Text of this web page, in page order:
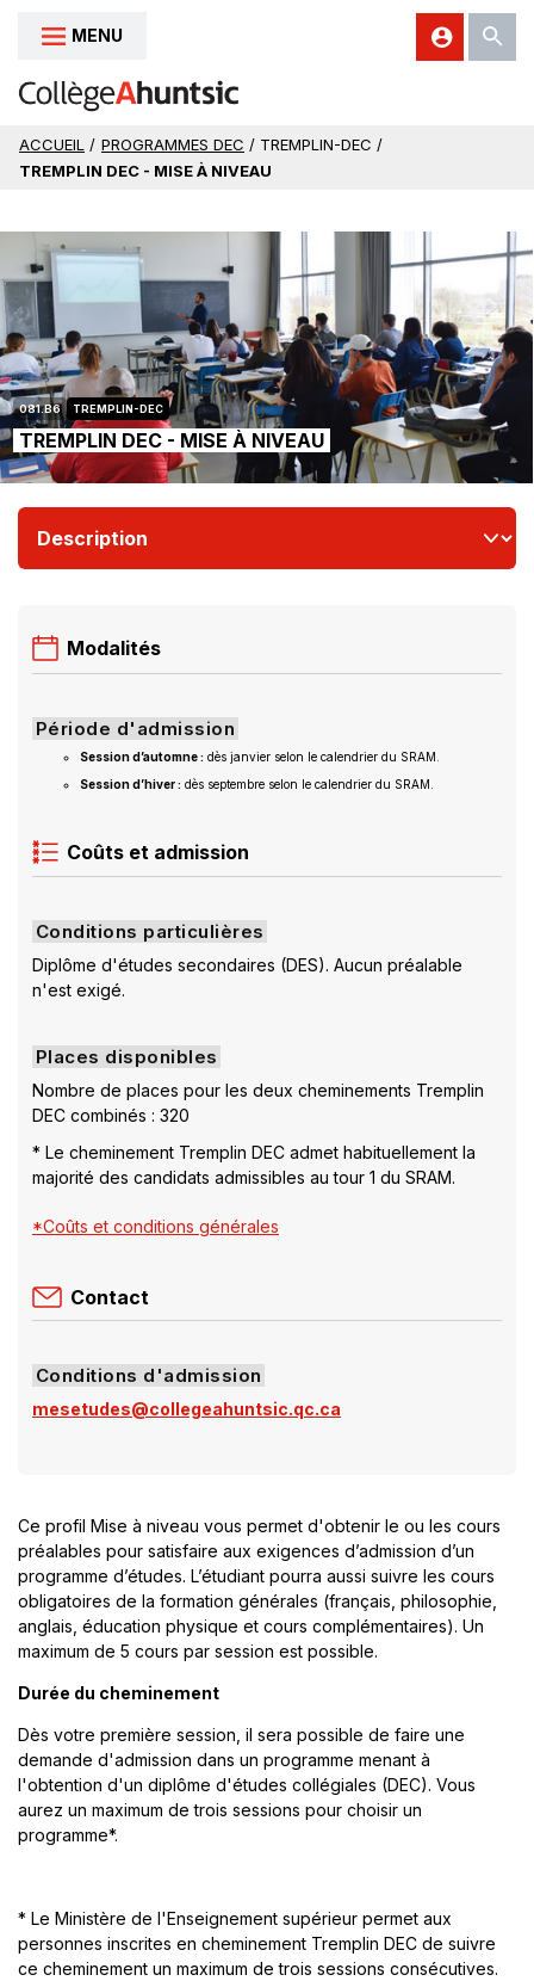
Aller au contenu
MENU
ACCUEIL / PROGRAMMES DEC / TREMPLIN-DEC /
TREMPLIN DEC - MISE À NIVEAU
081.B6 TREMPLIN-DEC
TREMPLIN DEC - MISE À NIVEAU
CHEMINEMENT
Modalités
Période d'admission
Session d’automne : dès janvier selon le calendrier du SRAM.
Session d’hiver : dès septembre selon le calendrier du SRAM.
Coûts et admission
Conditions particulières
Diplôme d'études secondaires (DES). Aucun préalable
n'est exigé.
Places disponibles
Nombre de places pour les deux cheminements Tremplin
DEC combinés : 320
* Le cheminement Tremplin DEC admet habituellement la
majorité des candidats admissibles au tour 1 du SRAM.
*Coûts et conditions générales
Contact
Conditions d'admission
mesetudes@collegeahuntsic.qc.ca
Ce profil Mise à niveau vous permet d'obtenir le ou les cours
préalables pour satisfaire aux exigences d’admission d’un
programme d’études. L’étudiant pourra aussi suivre les cours
obligatoires de la formation générales (français, philosophie,
anglais, éducation physique et cours complémentaires). Un
maximum de 5 cours par session est possible.
Durée du cheminement
Dès votre première session, il sera possible de faire une
demande d'admission dans un programme menant à
l'obtention d'un diplôme d'études collégiales (DEC). Vous
aurez un maximum de trois sessions pour choisir un
programme*.
* Le Ministère de l'Enseignement supérieur permet aux
personnes inscrites en cheminement Tremplin DEC de suivre
ce cheminement un maximum de trois sessions consécutives.